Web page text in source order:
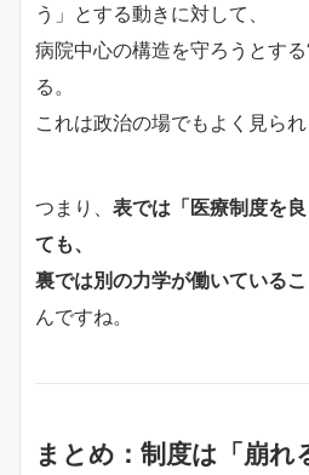
う」とする動きに対して、
病院中心の構造を守ろうとす
る。
これは政治の場でもよく見られ
つまり、 表では「医療制度を
ても、
裏では別の力学が働いている
んですね。
まとめ：制度は「崩れ